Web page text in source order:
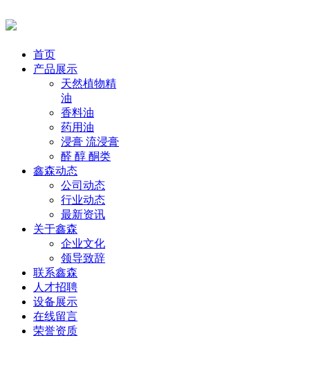
首页
产品展示
天然植物精
油
香料油
药用油
浸膏 流浸膏
醛 醇 酮类
鑫森动态
公司动态
行业动态
最新资讯
关于鑫森
企业文化
领导致辞
联系鑫森
人才招聘
设备展示
在线留言
荣誉资质